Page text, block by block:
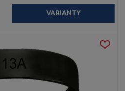
VARIANTY